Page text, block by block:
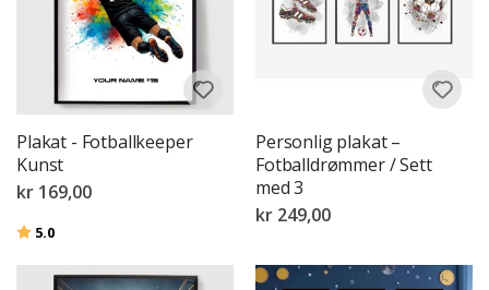
Plakat - Fotballkeeper
Kunst
kr 169,00
Karakter:
5.0
Personlig plakat –
Fotballdrømmer / Sett
med 3
kr 249,00